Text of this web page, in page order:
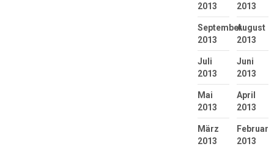
2013
2013
September
2013
August
2013
Juli
2013
Juni
2013
Mai
2013
April
2013
März
2013
Februar
2013